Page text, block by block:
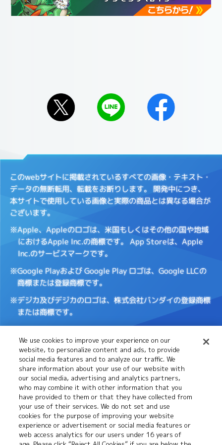
このwebサイトに掲載されているすべての画像・テキスト・
データの無断転用、転載をお断りします。 開発中につき、
本サイトで使用している画像と実際の商品とは異なる場合が
ございます。
※Apple、Appleのロゴは、米国もしくはその他の国や地域
におけるApple Inc.の商標です。 App Storeは、Apple
Inc.のサービスマークです。
※Google Playおよび Google Play ロゴは、Google LLCの
商標または登録商標です。
※デジカ及びデジカのロゴは、株式会社バンダイの登録商標
または商標です。
推奨環境について Cookies
Settings
プライバシーポリシー プライバシーノーティス
お問い合わせ
We use cookies to improve your experience on our
website, to personalize content and ads, to provide
social media features and to analyze our traffic. We
share information about your use of our website with
our social media, advertising and analytics partners,
who may combine it with other information that you
have provided to them or that they have collected from
your use of their services. We do not set and use
cookies for the purpose of improving your website
experience or advertisement or social media features or
web access analytics for our users under 16 years of